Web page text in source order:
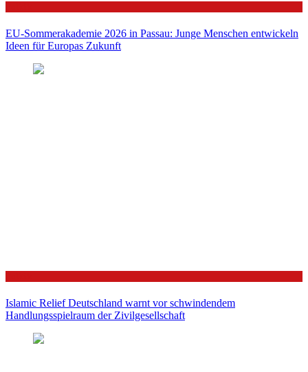
EU-Sommerakademie 2026 in Passau: Junge Menschen entwickeln
Ideen für Europas Zukunft
Islamic Relief Deutschland warnt vor schwindendem
Handlungsspielraum der Zivilgesellschaft